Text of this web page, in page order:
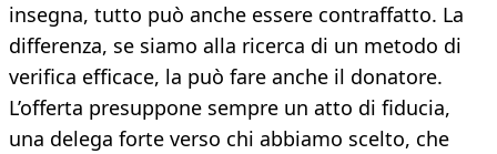
insegna, tutto può anche essere contraffatto. La
differenza, se siamo alla ricerca di un metodo di
verifica efficace, la può fare anche il donatore.
L’offerta presuppone sempre un atto di fiducia,
una delega forte verso chi abbiamo scelto, che